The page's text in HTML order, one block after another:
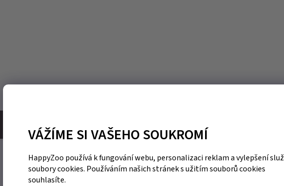
VÁŽÍME SI VAŠEHO SOUKROMÍ
HappyZoo používá k fungování webu, personalizaci reklam a vylepšení
soubory cookies. Používáním našich stránek s užitím souborů cookies
souhlasíte.